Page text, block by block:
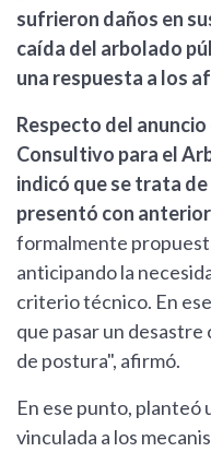
sufrieron daños en
caída del arbolado
una respuesta a los
Respecto del
Consultivo para el
indicó que se trata
presentó con
formalmente
anticipando la
criterio técnico. En
que pasar un
de postura", afirmó.
En ese punto, planteó
vinculada a los